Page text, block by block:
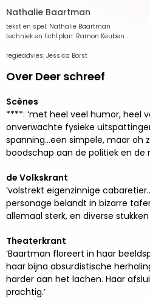
Nathalie Baartman
tekst en spel: Nathalie Baartman
techniek en lichtplan: Ramon Keuben
regieadvies: Jessica Borst
Over Deer schreef
Scènes
****: ‘met heel veel humor, heel
onverwachte fysieke
spanning…een simpele, maar oh
boodschap aan de politiek en de
de Volkskrant
‘volstrekt eigenzinnige
personage belandt in bizarre
allemaal sterk, en diverse
Theaterkrant
‘Baartman floreert in haar
haar bijna absurdistische
harder aan het lachen. Haar
prachtig.’